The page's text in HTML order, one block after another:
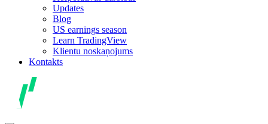
Updates
Blog
US earnings season
Learn TradingView
Klientu noskaņojums
Kontakts